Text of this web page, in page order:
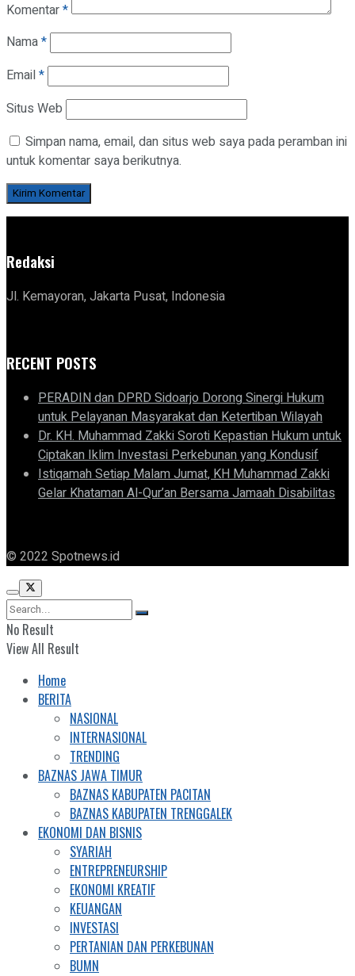
Komentar*
Nama*
Email*
Situs Web
Simpan nama, email, dan situs web saya pada peramban ini
untuk komentar saya berikutnya.
Redaksi
Jl. Kemayoran, Jakarta Pusat, Indonesia
RECENT POSTS
PERADIN dan DPRD Sidoarjo Dorong Sinergi Hukum
untuk Pelayanan Masyarakat dan Ketertiban Wilayah
Dr. KH. Muhammad Zakki Soroti Kepastian Hukum untuk
Ciptakan Iklim Investasi Perkebunan yang Kondusif
Istiqamah Setiap Malam Jumat, KH Muhammad Zakki
Gelar Khataman Al-Qur’an Bersama Jamaah Disabilitas
© 2022 Spotnews.id
No Result
View All Result
Home
BERITA
NASIONAL
INTERNASIONAL
TRENDING
BAZNAS JAWA TIMUR
BAZNAS KABUPATEN PACITAN
BAZNAS KABUPATEN TRENGGALEK
EKONOMI DAN BISNIS
SYARIAH
ENTREPRENEURSHIP
EKONOMI KREATIF
KEUANGAN
INVESTASI
PERTANIAN DAN PERKEBUNAN
BUMN